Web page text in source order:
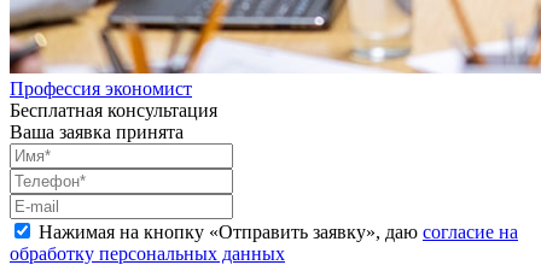
Профессия экономист
Бесплатная консультация
Ваша заявка принята
Нажимая на кнопку «Отправить заявку», даю согласие на
обработку персональных данных